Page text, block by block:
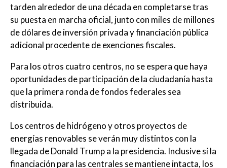
tarden alrededor de una década en completarse tras
su puesta en marcha oficial, junto con miles de millones
de dólares de inversión privada y financiación pública
adicional procedente de exenciones fiscales.
Para los otros cuatro centros, no se espera que haya
oportunidades de participación de la ciudadanía hasta
que la primera ronda de fondos federales sea
distribuida.
Los centros de hidrógeno y otros proyectos de
energías renovables se verán muy distintos con la
llegada de Donald Trump a la presidencia. Inclusive si la
financiación para las centrales se mantiene intacta, los